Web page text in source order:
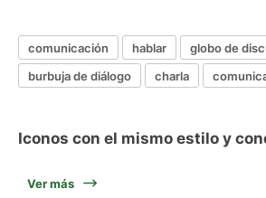
comunicación hablar
globo de
burbuja de diálogo
charla
Iconos con el mismo estilo y
Ver más